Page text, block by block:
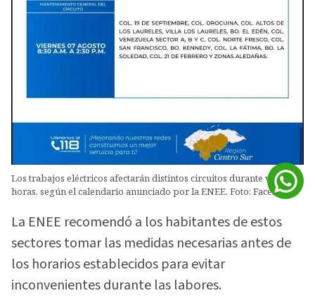
Los trabajos eléctricos afectarán distintos circuitos durante varias
horas, según el calendario anunciado por la ENEE. Foto: Facebook
La ENEE recomendó a los habitantes de estos
sectores tomar las medidas necesarias antes de
los horarios establecidos para evitar
inconvenientes durante las labores.